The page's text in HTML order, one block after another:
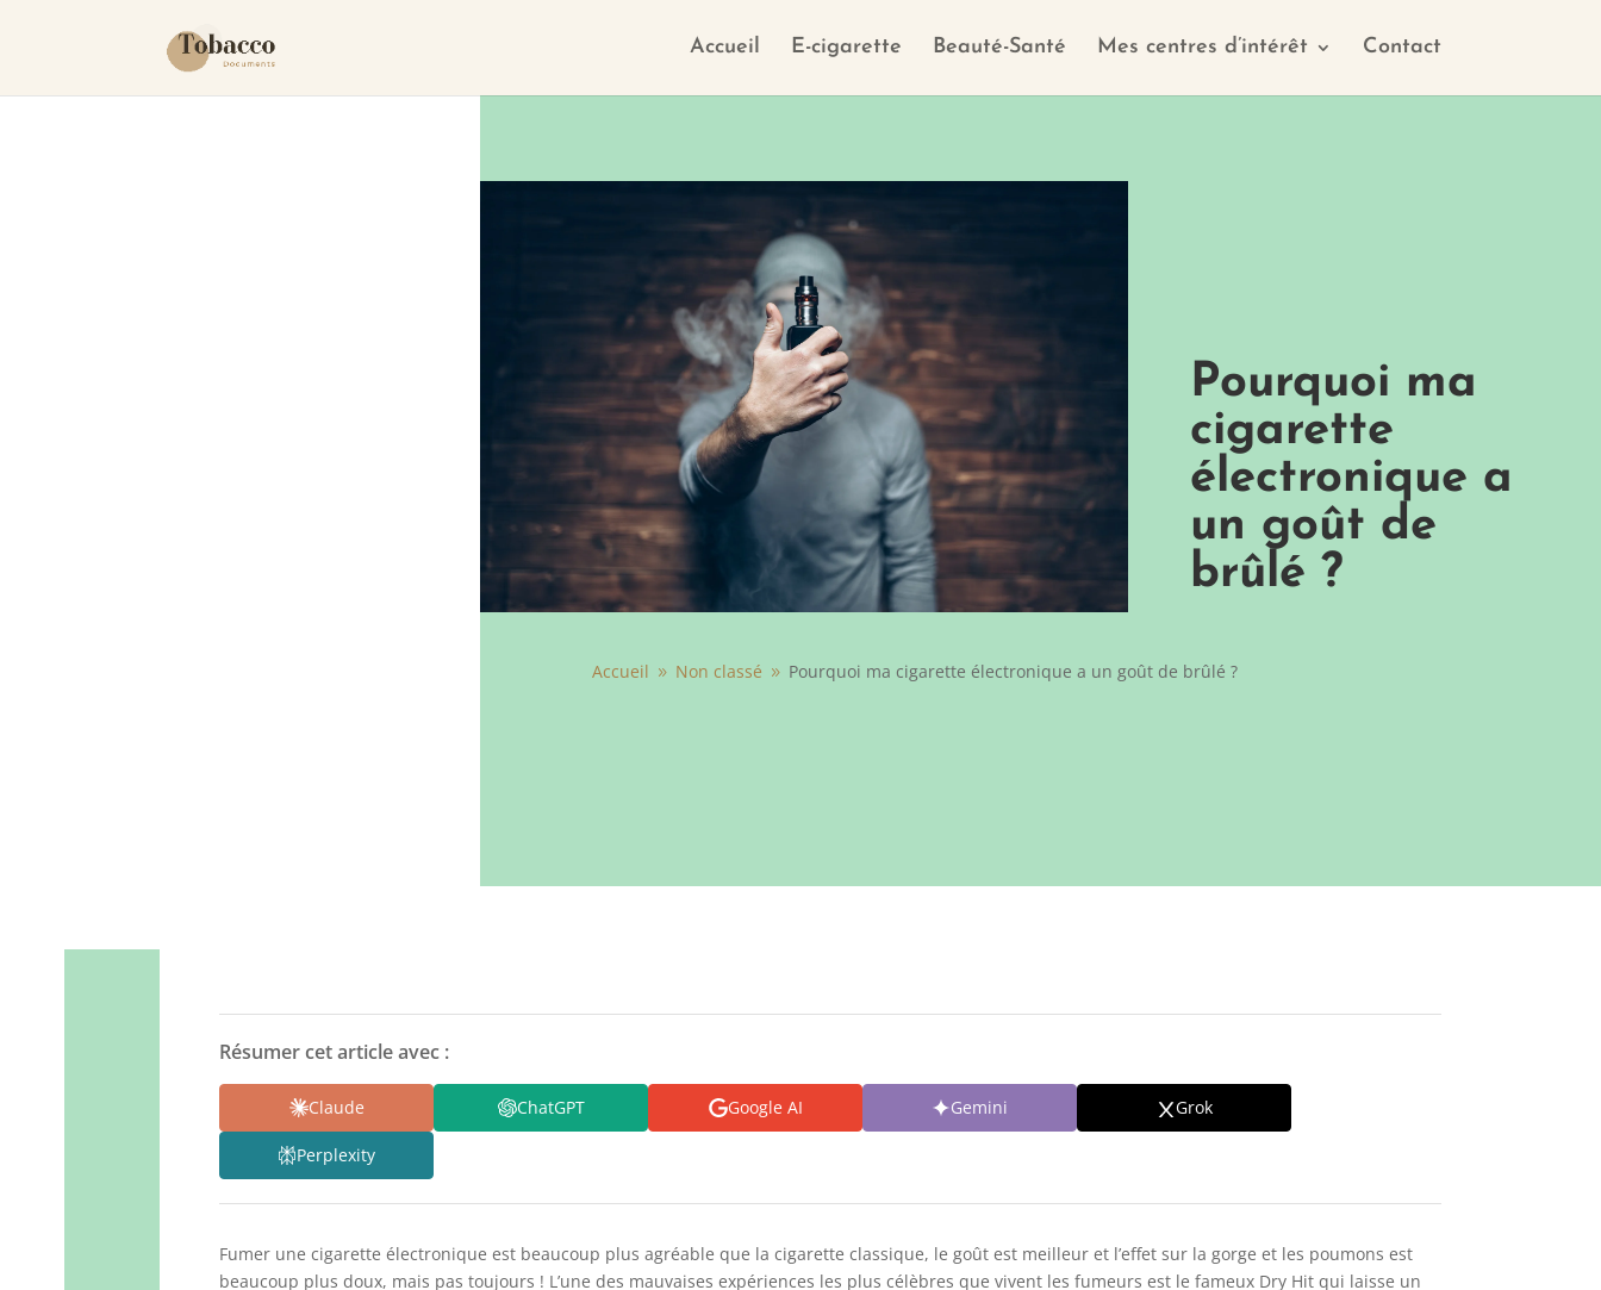
Accueil E-cigarette Beauté-Santé Mes centres d’intérêt Contact
Pourquoi ma
cigarette
électronique a
un goût de
brûlé ?
Accueil 9 Non classé 9 Pourquoi ma cigarette électronique a un goût de brûlé ?
Résumer cet article avec :
Claude ChatGPT Google AI Gemini Grok
Perplexity
Fumer une cigarette électronique est beaucoup plus agréable que la cigarette classique, le goût est meilleur et l’effet sur la gorge et les poumons est
beaucoup plus doux, mais pas toujours ! L’une des mauvaises expériences les plus célèbres que vivent les fumeurs est le fameux Dry Hit qui laisse un